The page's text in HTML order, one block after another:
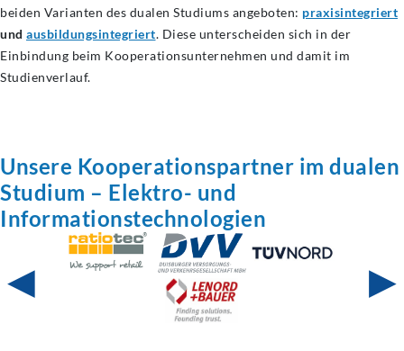
beiden Varianten des dualen Studiums angeboten: praxisintegriert
und ausbildungsintegriert. Diese unterscheiden sich in der
Einbindung beim Kooperationsunternehmen und damit im
Studienverlauf.
Unsere Kooperationspartner im dualen
Studium – Elektro- und
Informationstechnologien
◀ ▶